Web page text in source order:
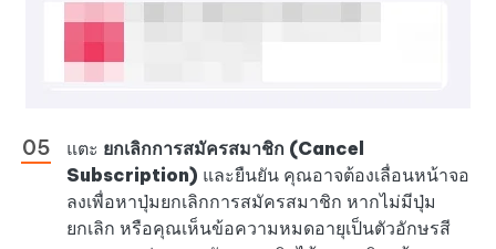
แตะ ยกเลิกการสมัครสมาชิก (Cancel
Subscription) และยืนยัน คุณอาจต้องเลื่อนหน้าจอ
ลงเพื่อหาปุ่มยกเลิกการสมัครสมาชิก หากไม่มีปุ่ม
ยกเลิก หรือคุณเห็นข้อความหมดอายุเป็นตัวอักษรสี